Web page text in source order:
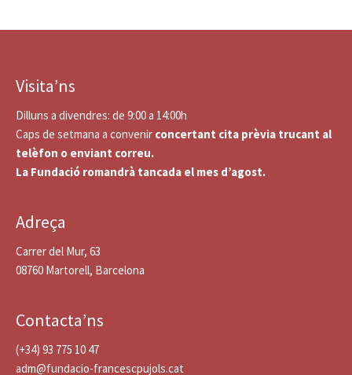
Visita’ns
Dilluns a divendres: de 9:00 a 14:00h
Caps de setmana a convenir concertant cita prèvia trucant al
telèfon o enviant correu.
La Fundació romandrà tancada el mes d’agost.
Adreça
Carrer del Mur, 63
08760 Martorell, Barcelona
Contacta’ns
(+34) 93 775 10 47
adm@fundacio-francescpujols.cat